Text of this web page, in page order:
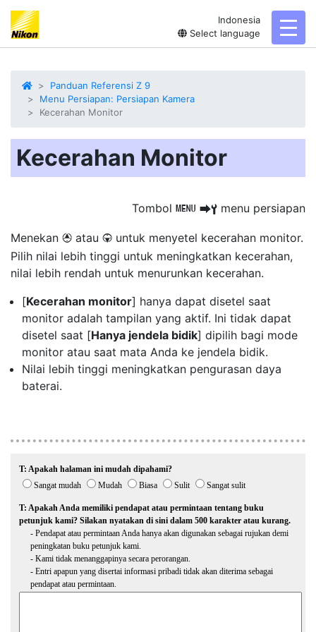
Indonesia
Select language
Panduan Referensi Z 9
Menu Persiapan: Persiapan Kamera
Kecerahan Monitor
Kecerahan Monitor
Tombol G UB menu persiapan
Menekan 1 atau 3 untuk menyetel kecerahan monitor.
Pilih nilai lebih tinggi untuk meningkatkan kecerahan,
nilai lebih rendah untuk menurunkan kecerahan.
[Kecerahan monitor] hanya dapat disetel saat
monitor adalah tampilan yang aktif. Ini tidak dapat
disetel saat [Hanya jendela bidik] dipilih bagi mode
monitor atau saat mata Anda ke jendela bidik.
Nilai lebih tinggi meningkatkan pengurasan daya
baterai.